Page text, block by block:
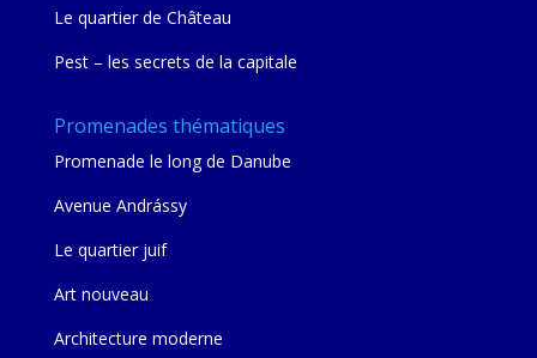
Le quartier de Château
Pest – les secrets de la capitale
Promenades thématiques
Promenade le long de Danube
Avenue Andrássy
Le quartier juif
Art nouveau
Architecture moderne